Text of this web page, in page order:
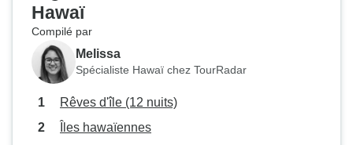
Hawaï
Compilé par
Melissa
Spécialiste Hawaï chez TourRadar
Rêves d'île (12 nuits)
Îles hawaïennes